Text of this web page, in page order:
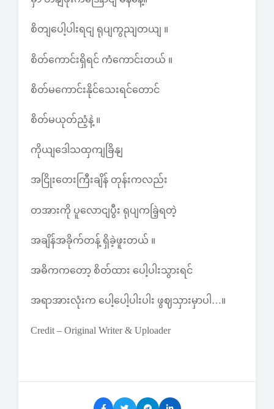
စိတျပေါ့ပါးရငျ ရုပျကွညျတယျ ။
စိတ်ကောင်းရှိရင် ကံကောင်းတယ် ။
စိတ်မကောင်းနိုင်သေးရင်တောင်
စိတ်မယုတ်ညံ့နဲ့ ။
ကိုယျဒေါသထှကျခြိနျ
အငြိုးတေးကြီးချိန် တုန်းကလည်း
တအားကို ပူလောငျပွီး ရုပျကခြဲ့ရတဲ့
အချိန်အခိုက်တန့် ရှိခဲ့ဖူးတယ် ။
အဓိကကတော့ စိတ်ထား ပေါ့ပါးသွားရင်
အရာအားလုံးက ပေါ့ပေါ့ပါးပါး ဖွဈသှားမှာပါ…။
Credit – Original Writer & Uploader